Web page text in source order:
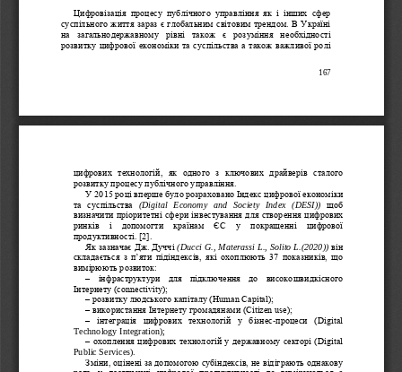
167
Цифровізація процесу  публічного  управління  як  і  інших  сфер
суспільного життя зараз є глобальним світовим трендом. В Україні
на  загальнодержавному  рівні  також  є  розуміння  необхідності
розвитку цифрової економіки та суспільства а також важливої ролі
цифрових  технологій,
як  одного  з  ключових  драйверів  сталого
розвитку процесу публічного управління.
У 2015 році вперше було розраховано Індекс цифрової економіки
та  суспільства
(Digital   Economy   and   Society   Index   (DESI))
щоб
визначити пріоритетні сфери інвестування для створення цифрових
ринків  і  допомогти  країнам  ЄС  у  покращенні  цифрової
продуктивності. [2].
Як зазначає Дж. Дуччі (Ducci G., Materassi L., Solito L.(2020)) він
складається з п’яти підіндексів, які охоплюють 37 показників, що
вимірюють розвиток:
–
інфраструктури
для  підключення  до  високошвидкісного
Інтернету (connectivity);
– розвитку людського капіталу (Human Capital);
– використання Інтернету громадянами (Citizen use);
–
інтеграція  цифрових  технологій  у  бізнес-процеси  (Digital
Technology Integration);
– охоплення цифрових технологій у державному секторі (Digital
Public Services).
Зміни, оцінені за допомогою субіндексів, не відіграють однакову